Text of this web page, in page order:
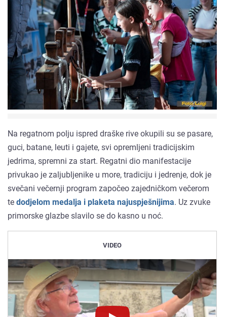
Na regatnom polju ispred draške rive okupili su se pasare,
guci, batane, leuti i gajete, svi opremljeni tradicijskim
jedrima, spremni za start. Regatni dio manifestacije
privukao je zaljubljenike u more, tradiciju i jedrenje, dok je
svečani večernji program započeo zajedničkom večerom
te dodjelom medalja i plaketa najuspješnijima. Uz zvuke
primorske glazbe slavilo se do kasno u noć.
VIDEO